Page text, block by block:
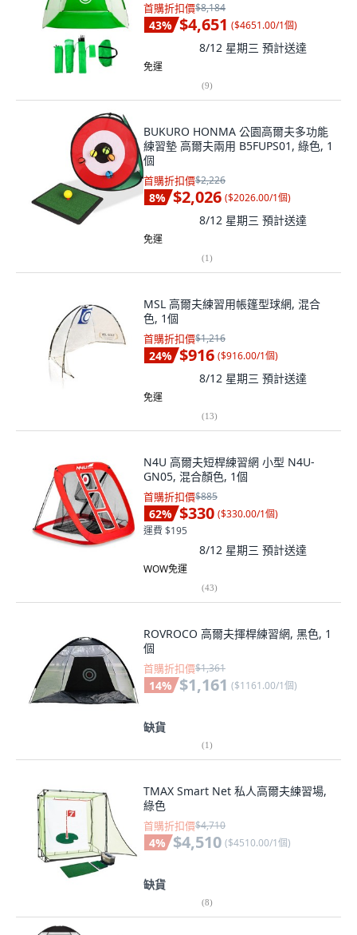
首購折扣價$8,184
43% $4,651 ($4651.00/1個)
8/12 星期三 預計送達
免運
(9)
BUKURO HONMA 公園高爾夫多功能
練習墊 高爾夫兩用 B5FUPS01, 綠色, 1
個
首購折扣價$2,226
8% $2,026 ($2026.00/1個)
8/12 星期三 預計送達
免運
(1)
MSL 高爾夫練習用帳篷型球網, 混合
色, 1個
首購折扣價$1,216
24% $916 ($916.00/1個)
8/12 星期三 預計送達
免運
(13)
N4U 高爾夫短桿練習網 小型 N4U-
GN05, 混合顏色, 1個
首購折扣價$885
62% $330 ($330.00/1個)
運費 $195
8/12 星期三 預計送達
WOW免運
(43)
ROVROCO 高爾夫揮桿練習網, 黑色, 1
個
首購折扣價$1,361
14% $1,161 ($1161.00/1個)
缺貨
(1)
TMAX Smart Net 私人高爾夫練習場,
綠色
首購折扣價$4,710
4% $4,510 ($4510.00/1個)
缺貨
(8)